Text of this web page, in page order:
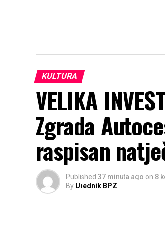
KULTURA
VELIKA
Zgrada
raspisan
Published 37 minuta ago on 8
By Urednik BPZ